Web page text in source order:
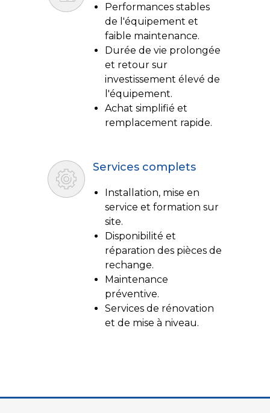
Performances stables
de l'équipement et
faible maintenance.
Durée de vie prolongée
et retour sur
investissement élevé de
l'équipement.
Achat simplifié et
remplacement rapide.
Services complets
Installation, mise en
service et formation sur
site.
Disponibilité et
réparation des pièces de
rechange.
Maintenance
préventive.
Services de rénovation
et de mise à niveau.